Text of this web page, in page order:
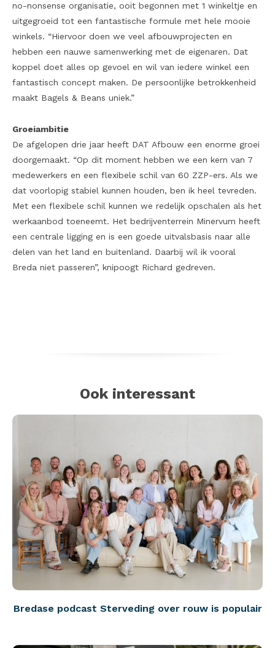
no-nonsense organisatie, ooit begonnen met 1 winkeltje en
uitgegroeid tot een fantastische formule met hele mooie
winkels. “Hiervoor doen we veel afbouwprojecten en
hebben een nauwe samenwerking met de eigenaren. Dat
koppel doet alles op gevoel en wil van iedere winkel een
fantastisch concept maken. De persoonlijke betrokkenheid
maakt Bagels & Beans uniek.”
Groeiambitie
De afgelopen drie jaar heeft DAT Afbouw een enorme groei
doorgemaakt. “Op dit moment hebben we een kern van 7
medewerkers en een flexibele schil van 60 ZZP-ers. Als we
dat voorlopig stabiel kunnen houden, ben ik heel tevreden.
Met een flexibele schil kunnen we redelijk opschalen als het
werkaanbod toeneemt. Het bedrijventerrein Minervum heeft
een centrale ligging en is een goede uitvalsbasis naar alle
delen van het land en buitenland. Daarbij wil ik vooral
Breda niet passeren”, knipoogt Richard gedreven.
Ook interessant
Bredase podcast Sterveding over rouw is populair